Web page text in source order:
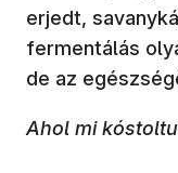
erjedt,
fermentálás
de az
Ahol mi